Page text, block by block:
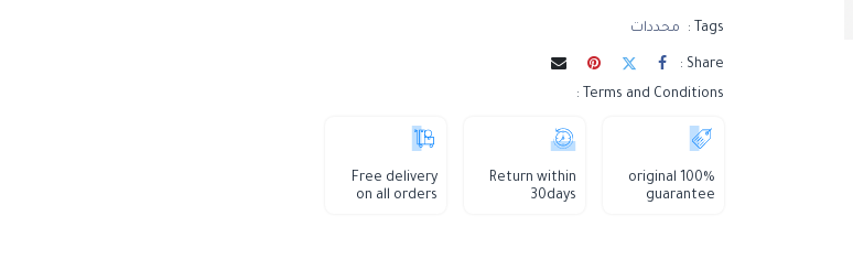
Tags : محددات
Share :
Terms and Conditions :
100% original
guarantee
Return within
30days
Free delivery
on all orders